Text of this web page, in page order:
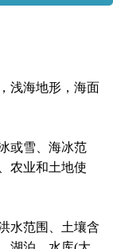
浅海地形，海面
或雪、海冰范
农业和土地使
水范围、土壤含